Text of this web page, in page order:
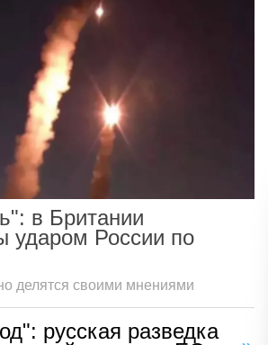
в Британии
ударом России по
делятся своими мнениями
русская разведка